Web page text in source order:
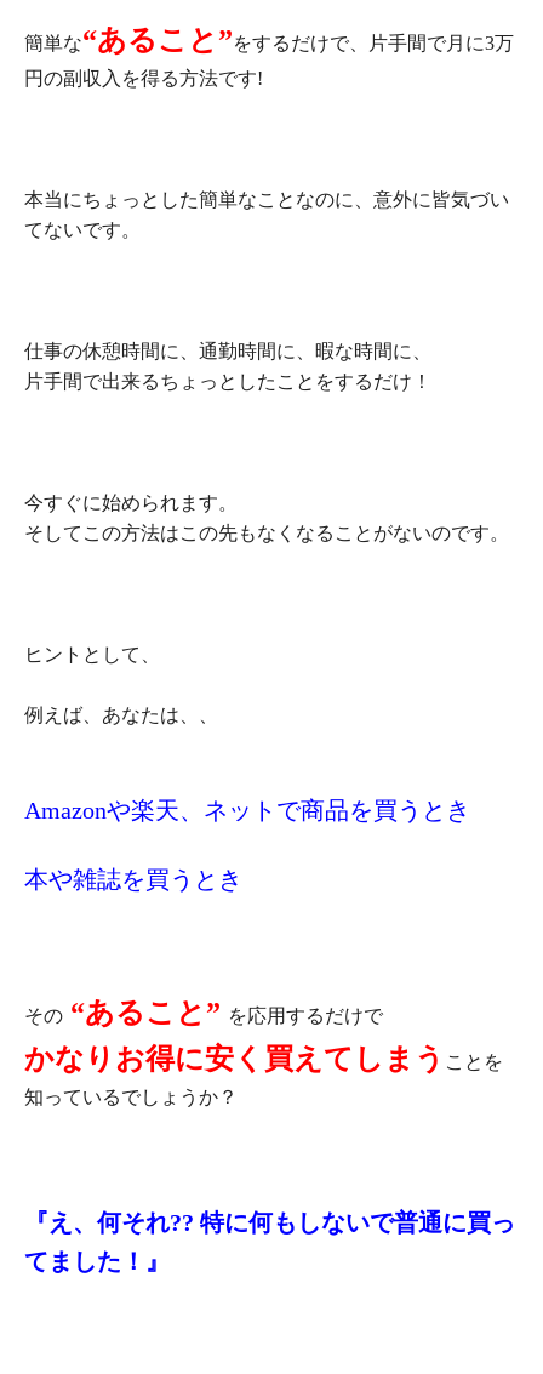
簡単な“あること”をするだけで、片手間で月に3万
円の副収入を得る方法です!
本当にちょっとした簡単なことなのに、意外に皆気づい
てないです。
仕事の休憩時間に、通勤時間に、暇な時間に、
片手間で出来るちょっとしたことをするだけ！
今すぐに始められます。
そしてこの方法はこの先もなくなることがないのです。
ヒントとして、
例えば、あなたは、、
Amazonや楽天、ネットで商品を買うとき
本や雑誌を買うとき
その “あること” を応用するだけで ️
かなりお得に安く買えてしまう ことを
知っているでしょうか？
『え、何それ?? 特に何もしないで普通に買っ
てました！』